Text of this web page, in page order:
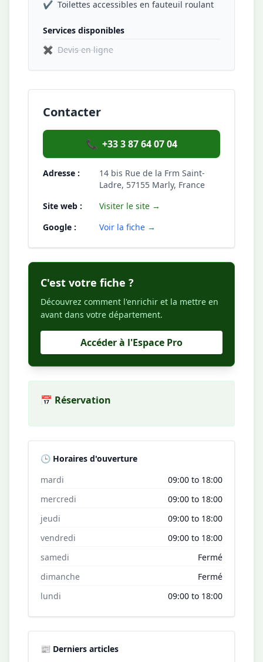
✔ Toilettes accessibles en fauteuil roulant
Services disponibles
✖ Devis en ligne
Contacter
📞 +33 3 87 64 07 04
Adresse :
14 bis Rue de la Frm Saint-
Ladre, 57155 Marly, France
Site web :
Visiter le site →
Google :
Voir la fiche →
C'est votre fiche ?
Découvrez comment l'enrichir et la mettre en
avant dans votre département.
Accéder à l'Espace Pro
📅 Réservation
🕒 Horaires d'ouverture
mardi
09:00 to 18:00
mercredi
09:00 to 18:00
jeudi
09:00 to 18:00
vendredi
09:00 to 18:00
samedi
Fermé
dimanche
Fermé
lundi
09:00 to 18:00
📰 Derniers articles